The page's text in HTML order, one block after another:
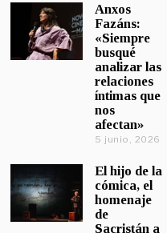
Anxos
Fazáns:
«Siempre
busqué
analizar las
relaciones
íntimas que
nos
afectan»
5 junio, 2026
El hijo de la
cómica, el
homenaje
de
Sacristán a